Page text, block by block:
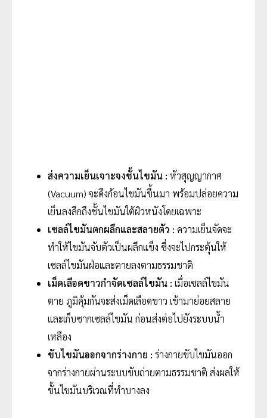
ส่งความเย็นเจาะจงชั้นไขมัน : หัวสุญญากาศ
(Vacuum) จะดึงก้อนไขมันขึ้นมา พร้อมปล่อยความ
เย็นลงลึกถึงชั้นไขมันใต้ผิวหนังโดยเฉพาะ
เซลล์ไขมันตกผลึกและสลายตัว : ความเย็นจัดจะ
ทำให้ไขมันจับตัวเป็นผลึกแข็ง ซึ่งจะไปกระตุ้นให้
เซลล์ไขมันฝ่อและตายลงตามธรรมชาติ
เม็ดเลือดขาวกำจัดเซลล์ไขมัน : เมื่อเซลล์ไขมัน
ตาย ภูมิคุ้มกันจะส่งเม็ดเลือดขาว เข้ามาย่อยสลาย
และเก็บซากเซลล์ไขมัน ก่อนส่งต่อไปยังระบบน้ำ
เหลือง
ขับไขมันออกจากร่างกาย : ร่างกายขับไขมันออก
จากร่างกายผ่านระบบขับถ่ายตามธรรมชาติ ส่งผลให้
ชั้นไขมันบริเวณที่ทำบางลง